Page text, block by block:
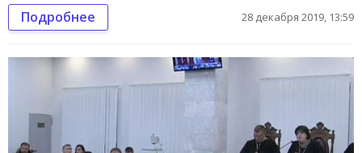
Подробнее 28 декабря 2019, 13:59